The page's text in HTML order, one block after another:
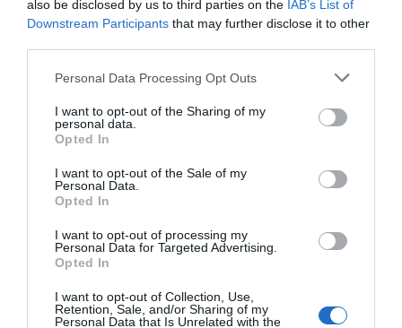
also be disclosed by us to third parties on the IAB’s List of
Downstream Participants that may further disclose it to other
Personal Data Processing Opt Outs
I want to opt-out of the Sharing of my
personal data.
Opted In
I want to opt-out of the Sale of my
Personal Data.
Opted In
I want to opt-out of processing my
Personal Data for Targeted Advertising.
Opted In
I want to opt-out of Collection, Use,
Retention, Sale, and/or Sharing of my
Personal Data that Is Unrelated with the
de Google de forma gratuita
Mantente informado con las últimas noticias de
RELACIONADAS